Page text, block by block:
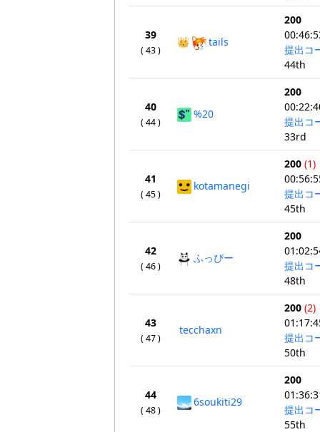
39
( 43 )
👑 tails
200
提出コ
44th
40
( 44 )
%20
200
提出コ
33rd
41
( 45 )
kotamanegi
200 (1)
提出コ
45th
42
( 46 )
ふっぴー
200
提出コ
48th
43
( 47 )
tecchaxn
200 (2)
提出コ
50th
44
( 48 )
6soukiti29
200
提出コ
55th